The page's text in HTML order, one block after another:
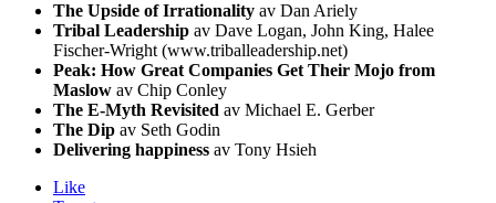
The Upside of Irrationality av Dan Ariely
Tribal Leadership av Dave Logan, John King, Halee
Fischer-Wright (www.triballeadership.net)
Peak: How Great Companies Get Their Mojo from
Maslow av Chip Conley
The E-Myth Revisited av Michael E. Gerber
The Dip av Seth Godin
Delivering happiness av Tony Hsieh
Like